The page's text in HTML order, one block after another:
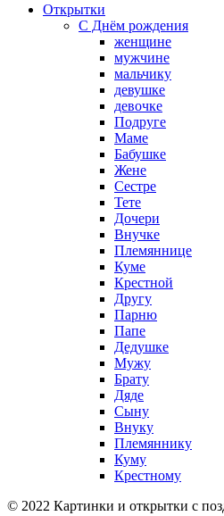
Открытки
С Днём рождения
женщине
мужчине
мальчику
девушке
девочке
Подруге
Маме
Бабушке
Жене
Сестре
Тете
Дочери
Внучке
Племяннице
Куме
Крестной
Другу
Парню
Папе
Дедушке
Мужу
Брату
Дяде
Сыну
Внуку
Племяннику
Куму
Крестному
© 2022 Картинки и открытки с